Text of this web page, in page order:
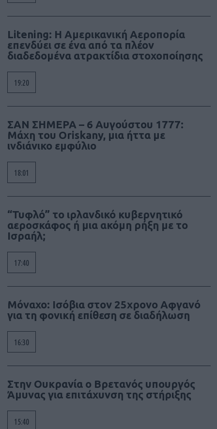
Litening: Η Αμερικανική Αεροπορία
επενδύει σε ένα από τα πλέον
διαδεδομένα ατρακτίδια στοχοποίησης
19:20
ΣΑΝ ΣΗΜΕΡΑ – 6 Αυγούστου 1777:
Μάχη του Oriskany, μια ήττα με
ινδιάνικο εμφύλιο
18:01
“Τυφλό” το ιρλανδικό κυβερνητικό
αεροσκάφος ή μια ακόμη ρήξη με το
Ισραήλ;
17:40
Μόναχο: Ισόβια στον 25χρονο Αφγανό
για τη φονική επίθεση σε διαδήλωση
16:30
Στην Ουκρανία ο Βρετανός υπουργός
Άμυνας για επιτάχυνση της στήριξης
15:40